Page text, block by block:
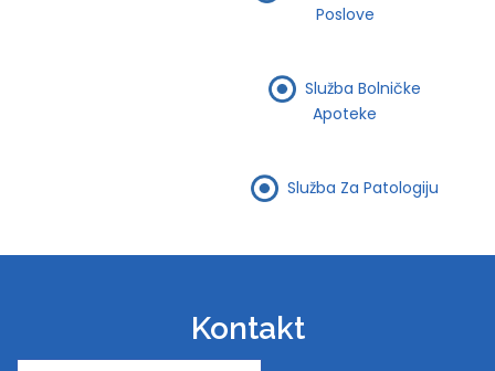
Poslove
Služba Bolničke
Apoteke
Služba Za Patologiju
Kontakt